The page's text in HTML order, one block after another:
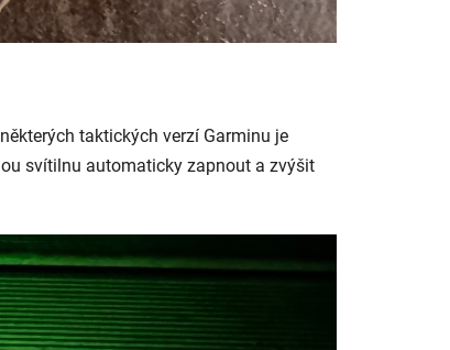
taktických verzí Garminu je
svítilnu automaticky zapnout a zvýšit